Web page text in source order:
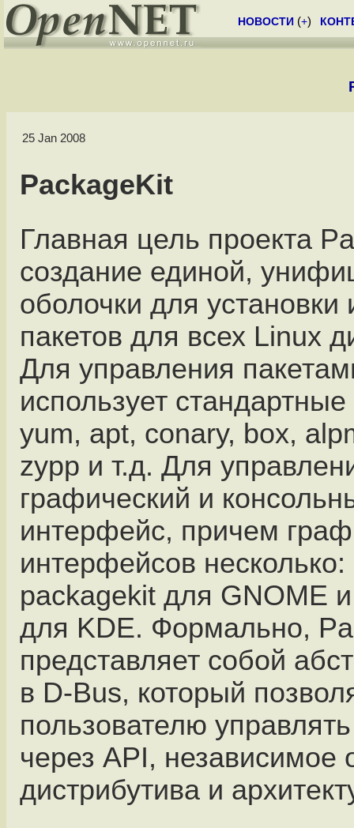
НОВОСТИ (+)
25 Jan 2008
PackageKit
Главная цель проекта
создание единой,
оболочки для установки
пакетов для всех Linux
Для управления
использует
yum, apt, conary, box,
zypp и т.д. Для
графический и
интерфейс, причем
интерфейсов
packagekit для GNOME
для KDE. Формально,
представляет собой
в D-Bus, который
пользователю
через API, независимое
дистрибутива и